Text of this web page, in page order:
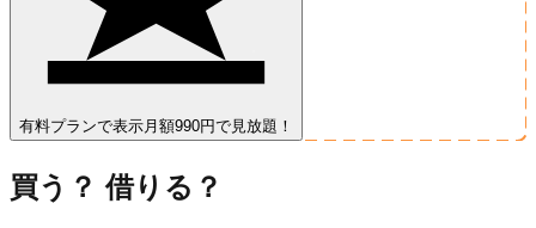
有料プランで表示 月額990円で見放題！
買う？ 借りる？